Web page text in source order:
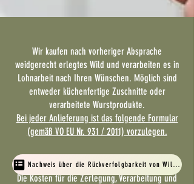
Wir kaufen nach vorheriger Absprache
weidgerecht erlegtes Wild und verarbeiten es in
Lohnarbeit nach Ihren Wünschen. Möglich sind
entweder küchenfertige Zuschnitte oder
verarbeitete Wurstprodukte.
Bei jeder Anlieferung ist das folgende Formular
(gemäß VO EU Nr. 931 / 2011) vorzulegen.
Die Kosten für die Zerlegung, Verarbeitung und
Nachweis über die Rückverfolgbarkeit von Wildbret